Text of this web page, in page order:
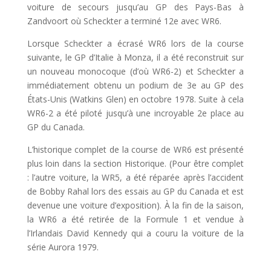
voiture de secours jusqu’au GP des Pays-Bas à
Zandvoort où Scheckter a terminé 12e avec WR6.
Lorsque Scheckter a écrasé WR6 lors de la course
suivante, le GP d’Italie à Monza, il a été reconstruit sur
un nouveau monocoque (d’où WR6-2) et Scheckter a
immédiatement obtenu un podium de 3e au GP des
États-Unis (Watkins Glen) en octobre 1978. Suite à cela
WR6-2 a été piloté jusqu’à une incroyable 2e place au
GP du Canada.
L’historique complet de la course de WR6 est présenté
plus loin dans la section Historique. (Pour être complet
: l’autre voiture, la WR5, a été réparée après l’accident
de Bobby Rahal lors des essais au GP du Canada et est
devenue une voiture d’exposition). À la fin de la saison,
la WR6 a été retirée de la Formule 1 et vendue à
l’Irlandais David Kennedy qui a couru la voiture de la
série Aurora 1979.